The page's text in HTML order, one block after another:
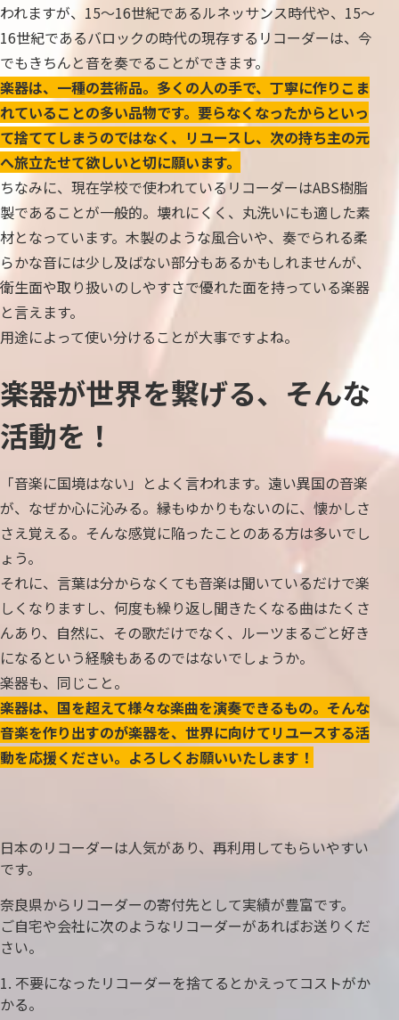
われますが、15～16世紀であるルネッサンス時代や、15～
16世紀であるバロックの時代の現存するリコーダーは、今
でもきちんと音を奏でることができます。
楽器は、一種の芸術品。多くの人の手で、丁寧に作りこま
れていることの多い品物です。要らなくなったからといっ
て捨ててしまうのではなく、リユースし、次の持ち主の元
へ旅立たせて欲しいと切に願います。
ちなみに、現在学校で使われているリコーダーはABS樹脂
製であることが一般的。壊れにくく、丸洗いにも適した素
材となっています。木製のような風合いや、奏でられる柔
らかな音には少し及ばない部分もあるかもしれませんが、
衛生面や取り扱いのしやすさで優れた面を持っている楽器
と言えます。
用途によって使い分けることが大事ですよね。
楽器が世界を繋げる、そんな
活動を！
「音楽に国境はない」とよく言われます。遠い異国の音楽
が、なぜか心に沁みる。縁もゆかりもないのに、懐かしさ
さえ覚える。そんな感覚に陥ったことのある方は多いでし
ょう。
それに、言葉は分からなくても音楽は聞いているだけで楽
しくなりますし、何度も繰り返し聞きたくなる曲はたくさ
んあり、自然に、その歌だけでなく、ルーツまるごと好き
になるという経験もあるのではないでしょうか。
楽器も、同じこと。
楽器は、国を超えて様々な楽曲を演奏できるもの。そんな
音楽を作り出すのが楽器を、世界に向けてリユースする活
動を応援ください。よろしくお願いいたします！
日本のリコーダーは人気があり、再利用してもらいやすい
です。
奈良県からリコーダーの寄付先として実績が豊富です。
ご自宅や会社に次のようなリコーダーがあればお送りくだ
さい。
不要になったリコーダーを捨てるとかえってコストがか
かる。